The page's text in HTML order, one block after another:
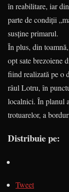
în reabilitare, iar
parte de condiții
susține primarul.
În plus, din
opt sate brezoiene
fiind realizată pe o
râul Lotru, în
localnici. În planul
trotuarelor, a
Distribuie pe:
Tweet